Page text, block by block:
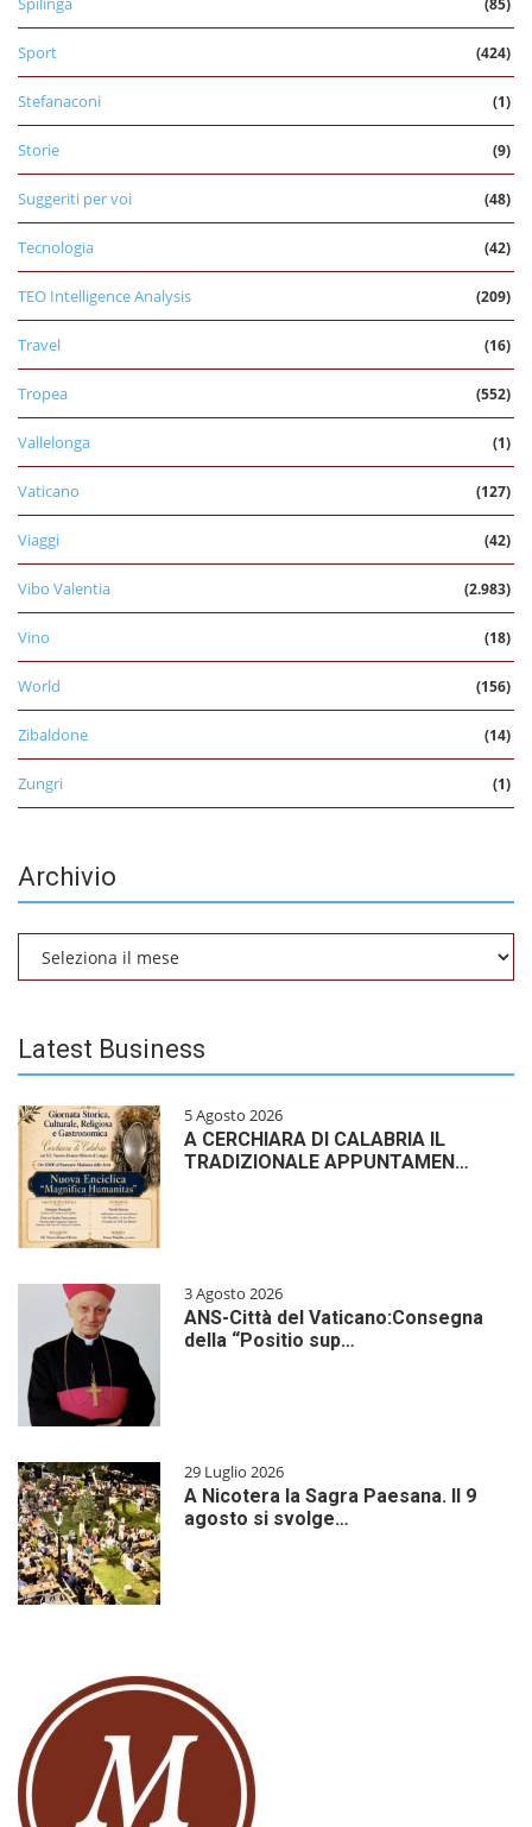
(85)
Sport (424)
Stefanaconi (1)
Storie (9)
Suggeriti per voi (48)
Tecnologia (42)
TEO Intelligence Analysis (209)
Travel (16)
Tropea (552)
Vallelonga (1)
Vaticano (127)
Viaggi (42)
Vibo Valentia (2.983)
Vino (18)
World (156)
Zibaldone (14)
Zungri (1)
Archivio
Latest Business
5 Agosto 2026
A CERCHIARA DI CALABRIA IL
TRADIZIONALE APPUNTAMEN…
3 Agosto 2026
ANS-Città del Vaticano:Consegna
della “Positio sup…
29 Luglio 2026
A Nicotera la Sagra Paesana. Il 9
agosto si svolge…